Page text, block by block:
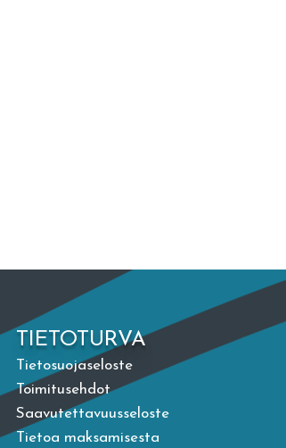
TIETOTURVA
Tietosuojaseloste
Toimitusehdot
Saavutettavuusseloste
Tietoa maksamisesta